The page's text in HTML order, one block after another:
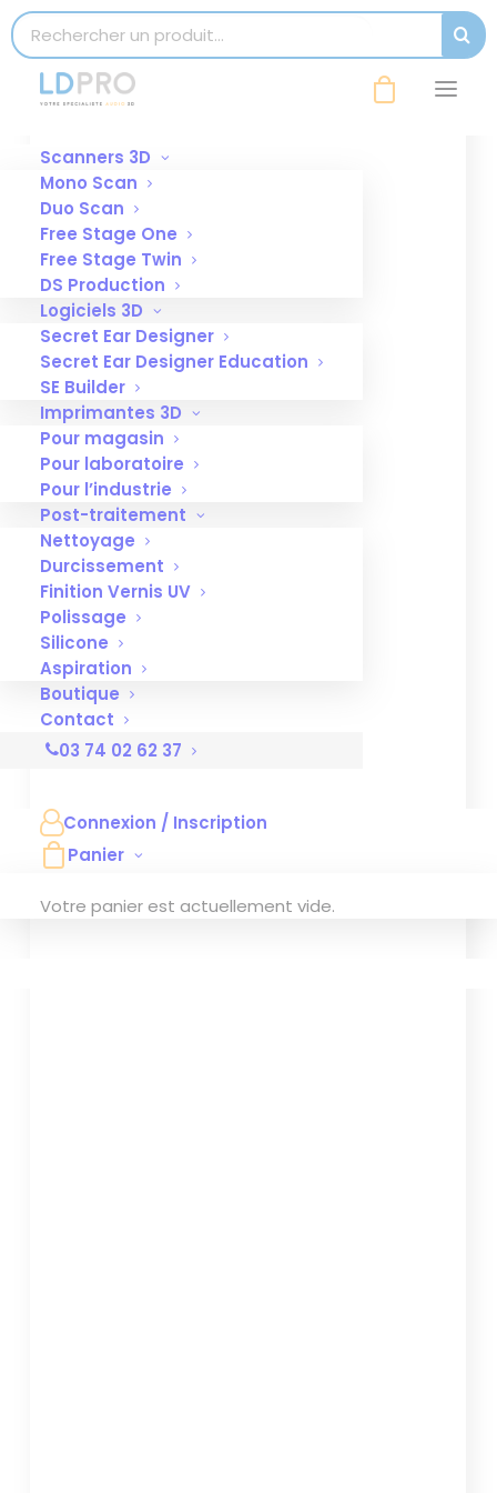
Search for:
Scanners 3D
Mono Scan
Duo Scan
Free Stage One
Free Stage Twin
DS Production
Logiciels 3D
Secret Ear Designer
Secret Ear Designer Education
SE Builder
Imprimantes 3D
Pour magasin
Pour laboratoire
Pour l’industrie
Post-traitement
Nettoyage
Durcissement
Finition Vernis UV
Polissage
Silicone
Aspiration
Boutique
Contact
03 74 02 62 37
Connexion / Inscription
Panier
Votre panier est actuellement vide.
Affinez votre recherche
modal-check